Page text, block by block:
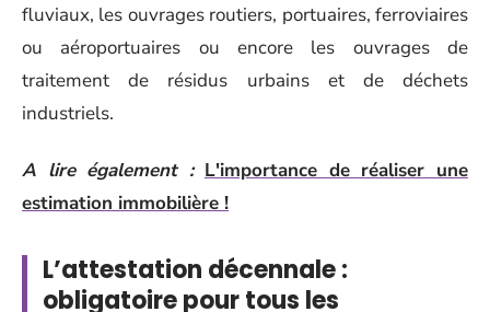
fluviaux, les ouvrages routiers, portuaires, ferroviaires
ou aéroportuaires ou encore les ouvrages de
traitement de résidus urbains et de déchets
industriels.
A lire également : L'importance de réaliser une
estimation immobilière !
L’attestation décennale :
obligatoire pour tous les